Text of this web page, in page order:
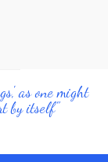
as one might
by itself"